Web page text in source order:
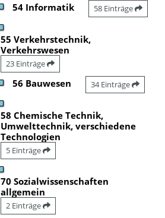
54 Informatik 58 Einträge
55 Verkehrstechnik,
Verkehrswesen
23 Einträge
56 Bauwesen 34 Einträge
58 Chemische Technik,
Umwelttechnik, verschiedene
Technologien
5 Einträge
70 Sozialwissenschaften
allgemein
2 Einträge